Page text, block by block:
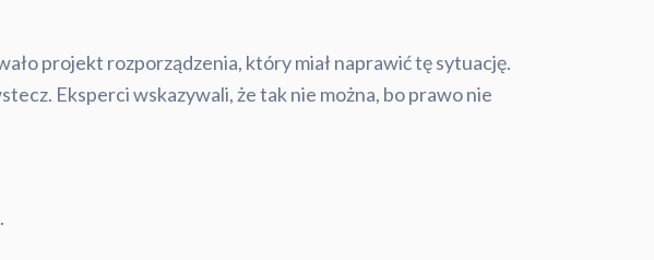
projekt rozporządzenia, który miał naprawić tę sytuację.
Eksperci wskazywali, że tak nie można, bo prawo nie